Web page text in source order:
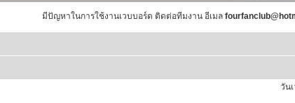
มีปัญหาในการใช้งานเวบบอร์ด ติดต่อทีมงาน อีเมล
วัน